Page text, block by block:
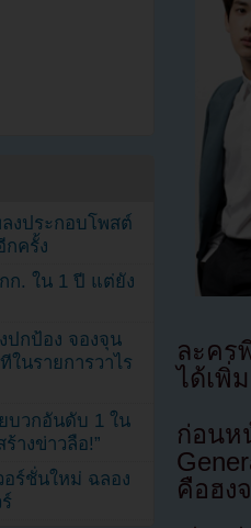
ละคร
ได้เพิ่
ก่อนห
คือฮง
งประกอบโพสต์
กครั้ง
ก. ใน 1 ปี แต่ยัง
ปกป้อง จองจุน
ในรายการวาไร
บวกอันดับ 1 ใน
างข่าวลือ!”
อร์ชั่นใหม่ ฉลอง